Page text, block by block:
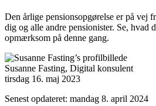
Den årlige pensionsopgørelse er på vej
dig og alle andre pensionister. Se, hvad
opmærksom på denne gang.
Susanne Fasting, Digital konsulent
tirsdag 16. maj 2023
Senest opdateret: mandag 8. april 2024